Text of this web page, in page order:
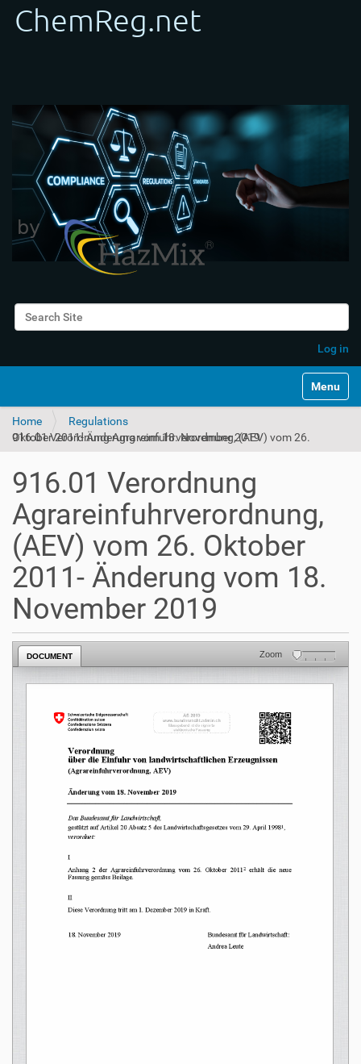
Search Site
Log in
Toggle
Home
Regulations
916.01 Verordnung Agrareinfuhrverordnung, (AEV) vom 26. Oktober 2011- Änderung vom 18. November 2019
916.01 Verordnung
Agrareinfuhrverordnung,
(AEV) vom 26. Oktober
2011- Änderung vom 18.
November 2019
DOCUMENT Zoom